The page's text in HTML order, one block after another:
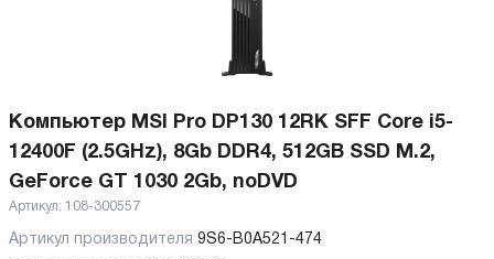
Компьютер MSI Pro DP130 12RK SFF Core i5-
12400F (2.5GHz), 8Gb DDR4, 512GB SSD M.2,
GeForce GT 1030 2Gb, noDVD
Артикул: 108-300557
Артикул производителя 9S6-B0A521-474